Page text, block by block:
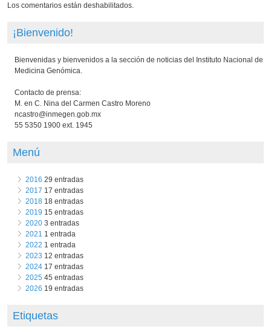
Los comentarios están deshabilitados.
¡Bienvenido!
Bienvenidas y bienvenidos a la sección de noticias del Instituto Nacional de
Medicina Genómica.
Contacto de prensa:
M. en C. Nina del Carmen Castro Moreno
ncastro@inmegen.gob.mx
55 5350 1900 ext. 1945
Menú
2016 29 entradas
2017 17 entradas
2018 18 entradas
2019 15 entradas
2020 3 entradas
2021 1 entrada
2022 1 entrada
2023 12 entradas
2024 17 entradas
2025 45 entradas
2026 19 entradas
Etiquetas